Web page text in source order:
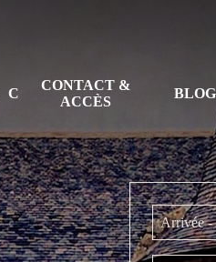
CONTACT &
ACCÈS
BLOG
Arrivée -